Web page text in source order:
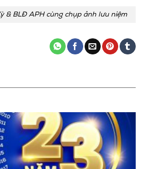
& BLĐ APH cùng chụp ảnh lưu niệm